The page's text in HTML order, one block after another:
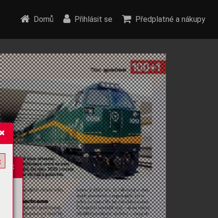
Domů Přihlásit se Předplatné a nákupy